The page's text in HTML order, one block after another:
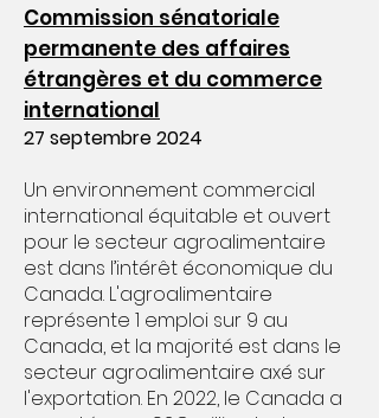
commission - 2024
Commission sénatoriale
permanente des affaires
étrangères et du commerce
international
27 septembre 2024
Un environnement commercial
international équitable et ouvert
pour le secteur agroalimentaire
est dans l’intérêt économique du
Canada. L'agroalimentaire
représente 1 emploi sur 9 au
Canada, et la majorité est dans le
secteur agroalimentaire axé sur
l'exportation. En 2022, le Canada a